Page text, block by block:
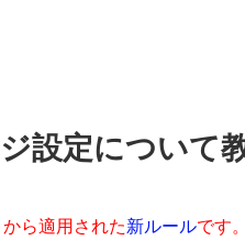
設定について
ら適用された新ルールです。